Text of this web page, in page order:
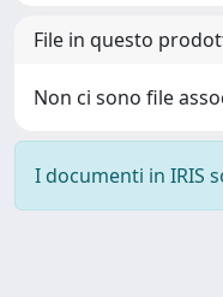
File in questo
Non ci sono file
I documenti in IRIS